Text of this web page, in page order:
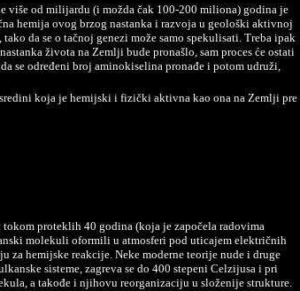
više od milijardu (i možda čak 100-200 miliona) godina je
hemija ovog brzog nastanka i razvoja u geološki aktivnoj
da se o tačnoj genezi može samo spekulisati. Treba ipak
života na Zemlji bude pronašlo, sam proces će ostati
se određeni broj aminokiselina pronađe i potom udruži,
koja je hemijski i fizički aktivna kao ona na Zemlji pre
tokom proteklih 40 godina (koja je započela radovima
molekuli oformili u atmosferi pod uticajem električnih
za hemijske reakcije. Neke moderne teorije nude i druge
sisteme, zagreva se do 400 stepeni Celzijusa i pri
a takođe i njihovu reorganizaciju u složenije strukture.